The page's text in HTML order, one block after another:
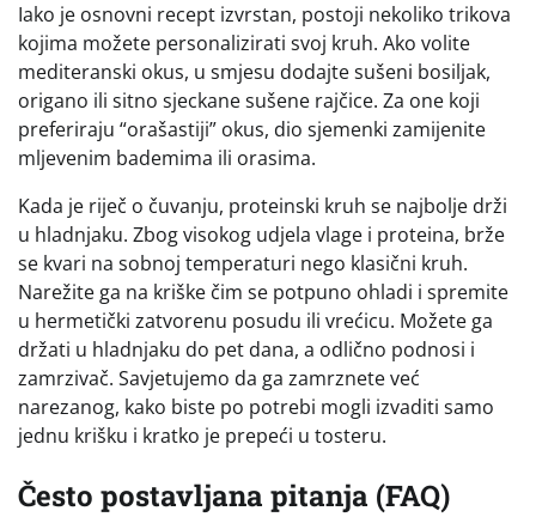
Iako je osnovni recept izvrstan, postoji nekoliko trikova
kojima možete personalizirati svoj kruh. Ako volite
mediteranski okus, u smjesu dodajte sušeni bosiljak,
origano ili sitno sjeckane sušene rajčice. Za one koji
preferiraju “orašastiji” okus, dio sjemenki zamijenite
mljevenim bademima ili orasima.
Kada je riječ o čuvanju, proteinski kruh se najbolje drži
u hladnjaku. Zbog visokog udjela vlage i proteina, brže
se kvari na sobnoj temperaturi nego klasični kruh.
Narežite ga na kriške čim se potpuno ohladi i spremite
u hermetički zatvorenu posudu ili vrećicu. Možete ga
držati u hladnjaku do pet dana, a odlično podnosi i
zamrzivač. Savjetujemo da ga zamrznete već
narezanog, kako biste po potrebi mogli izvaditi samo
jednu krišku i kratko je prepeći u tosteru.
Često postavljana pitanja (FAQ)